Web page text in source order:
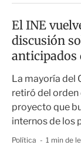
El INE
discusión
anticipados
La mayoría del
retiró del orden
proyecto que
internos de los
Política
1 min de